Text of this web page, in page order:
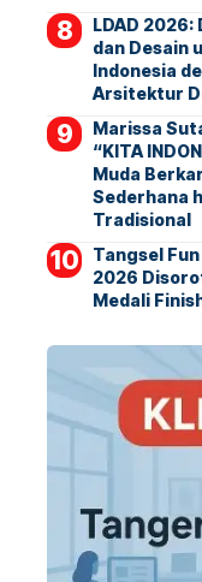
LDAD
dan Desain
Indonesia
Arsitektur
Marissa
“KITA
Muda
Sederhana
Tradisional
Tangsel
2026
Medali